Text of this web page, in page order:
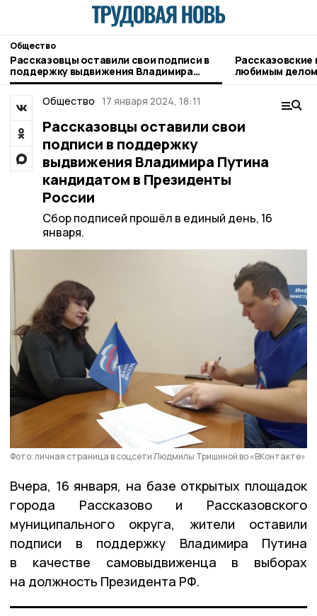
Общество
Рассказовцы оставили свои подписи в
поддержку выдвижения Владимира
Путина кандидатом в Президенты
России
любимым делом
Общество 17 января 2024, 18:11
Рассказовцы оставили свои
подписи в поддержку
выдвижения Владимира Путина
кандидатом в Президенты
России
Сбор подписей прошёл в единый день, 16
января.
Фото: личная страница в соцсети Людмилы Тришиной во «ВКонтакте»
Вчера, 16 января, на базе открытых площадок
города Рассказово и Рассказовского
муниципального округа, жители оставили
подписи в поддержку Владимира Путина
в качестве самовыдвиженца в выборах
на должность Президента РФ.